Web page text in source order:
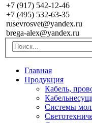
+7 (917) 542-12-46
+7 (495) 532-63-35
rusevrosvet@yandex.ru
brega-alex@yandex.ru
Главная
Продукция
Кабель,
Системы